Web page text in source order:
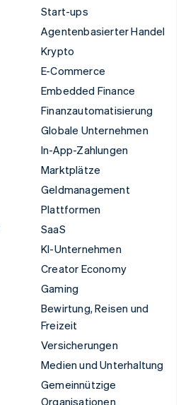
Start-ups
Agentenbasierter Handel
Krypto
E-Commerce
Embedded Finance
Finanzautomatisierung
Globale Unternehmen
In-App-Zahlungen
Marktplätze
Geldmanagement
Plattformen
SaaS
KI-Unternehmen
Creator Economy
Gaming
Bewirtung, Reisen und
Freizeit
Versicherungen
Medien und Unterhaltung
Gemeinnützige
Organisationen